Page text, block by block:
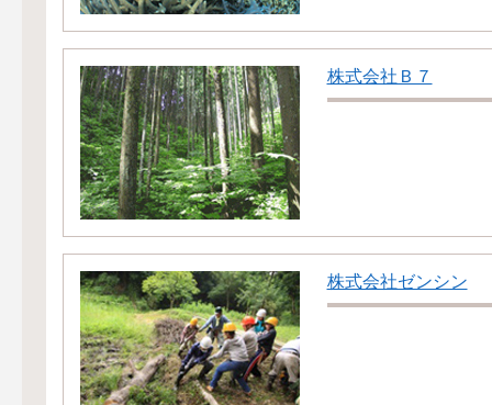
株式会社Ｂ７
株式会社ゼンシン